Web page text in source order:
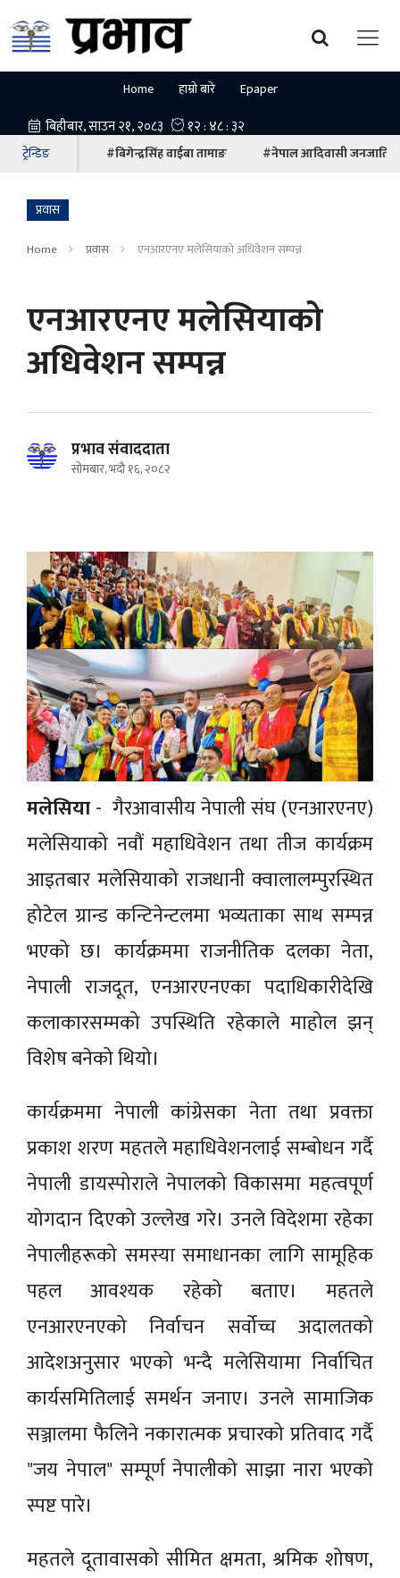
Home हाम्रो बारे Epaper
ट्रेन्डिङ #बिगेन्द्रसिंह वाईबा तामाङ #नेपाल आदिवासी जनजाति
प्रवास
Home प्रवास एनआरएनए मलेसियाको अधिवेशन सम्पन्न
एनआरएनए मलेसियाको
अधिवेशन सम्पन्न
प्रभाव संवाददाता
सोमबार, भदौ १६, २०८२
मलेसिया- गैरआवासीय नेपाली संघ (एनआरएनए)
मलेसियाको नवौं महाधिवेशन तथा तीज कार्यक्रम
आइतबार मलेसियाको राजधानी क्वालालम्पुरस्थित
होटेल ग्रान्ड कन्टिनेन्टलमा भव्यताका साथ सम्पन्न
भएको छ। कार्यक्रममा राजनीतिक दलका नेता,
नेपाली राजदूत, एनआरएनएका पदाधिकारीदेखि
कलाकारसम्मको उपस्थिति रहेकाले माहोल झन्
विशेष बनेको थियो।
कार्यक्रममा नेपाली कांग्रेसका नेता तथा प्रवक्ता
प्रकाश शरण महतले महाधिवेशनलाई सम्बोधन गर्दै
नेपाली डायस्पोराले नेपालको विकासमा महत्वपूर्ण
योगदान दिएको उल्लेख गरे। उनले विदेशमा रहेका
नेपालीहरूको समस्या समाधानका लागि सामूहिक
पहल आवश्यक रहेको बताए। महतले
एनआरएनएको निर्वाचन सर्वोच्च अदालतको
आदेशअनुसार भएको भन्दै मलेसियामा निर्वाचित
कार्यसमितिलाई समर्थन जनाए। उनले सामाजिक
सञ्जालमा फैलिने नकारात्मक प्रचारको प्रतिवाद गर्दै
"जय नेपाल" सम्पूर्ण नेपालीको साझा नारा भएको
स्पष्ट पारे।
महतले दूतावासको सीमित क्षमता, श्रमिक शोषण,